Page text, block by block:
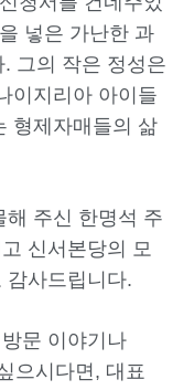
넣은 가난한 과
그의 작은 정성은
이지리아 아이들
형제자매들의 삶
해 주신 한명석 주
신서본당의 모
감사드립니다.
문 이야기나
으시다면, 대표